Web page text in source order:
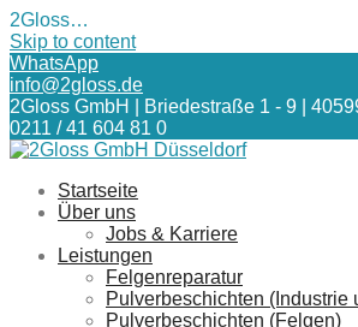
2Gloss…
Skip to content
WhatsApp
info@2gloss.de
2Gloss GmbH | Briedestraße 1 - 9 |
0211 / 41 604 81 0
Startseite
Über uns
Jobs & Karriere
Leistungen
Felgenreparatur
Pulverbeschichten (Industrie
Pulverbeschichten (Felgen)